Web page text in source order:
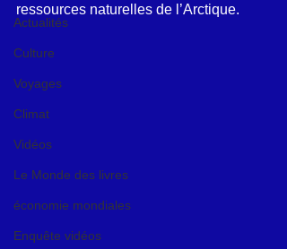
Actualités
Culture
Voyages
Climat
Vidéos
Le Monde des livres
économie mondiales
Enquête vidéos
ressources naturelles de l’Arctique.